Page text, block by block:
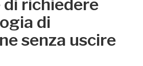
richiedere
di
senza uscire